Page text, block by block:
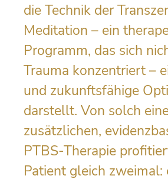
die Technik der
Meditation – ein
Programm, das sich
Trauma konzentriert –
und zukunftsfähige
darstellt. Von solch
zusätzlichen,
PTBS-Therapie
Patient gleich zweimal: